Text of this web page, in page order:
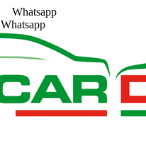
Whatsapp
Whatsapp